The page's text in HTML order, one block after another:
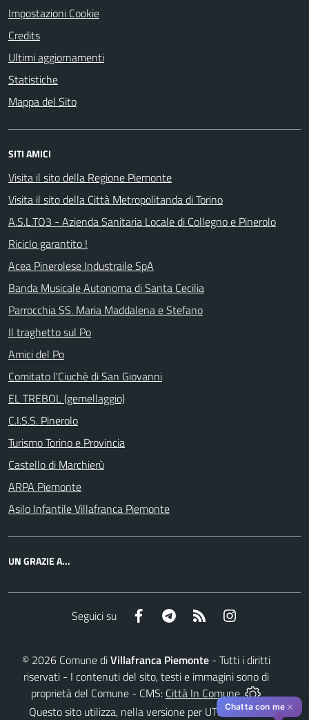
Impostazioni Cookie
Credits
Ultimi aggiornamenti
Statistiche
Mappa del Sito
SITI AMICI
Visita il sito della Regione Piemonte
Visita il sito della Città Metropolitanda di Torino
A.S.L.TO3 - Azienda Sanitaria Locale di Collegno e Pinerolo
Riciclo garantito !
Acea Pinerolese Industraile SpA
Banda Musicale Autonoma di Santa Cecilia
Parrocchia SS. Maria Maddalena e Stefano
Il traghetto sul Po
Amici del Po
Comitato l'Ciuchè di San Giovanni
EL TREBOL (gemellaggio)
C.I.S.S. Pinerolo
Turismo Torino e Provincia
Castello di Marchierù
ARPA Piemonte
Asilo Infantile Villafranca Piemonte
UN GRAZIE A...
Seguici su Facebook Telegram RSS
© 2026 Comune diVillafranca Piemonte - Tutti i diritti
riservati - I contenuti del sito, testi e immagini sono di
proprietà del Comune - CMS: Città In Comune
Questo sito utilizza, nella versione per UTENTI CON
Chatta con me ✕